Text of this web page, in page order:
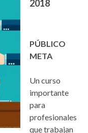
2018
PÚBLICO
META
Un curso
importante
para
profesionales
que trabajan